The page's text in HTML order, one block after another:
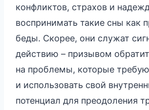
конфликтов, страхов и
воспринимать такие сны как
беды. Скорее, они служат
действию – призывом
на проблемы, которые
и использовать свой
потенциал для преодоления